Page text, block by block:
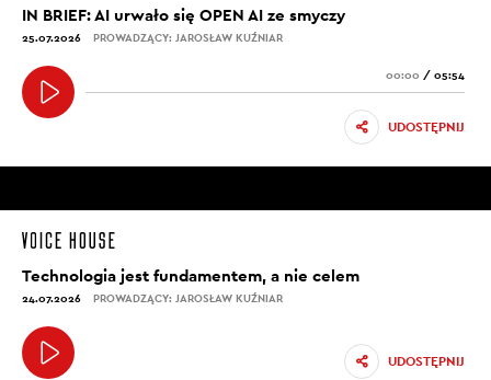
IN BRIEF: AI urwało się OPEN AI ze smyczy
25.07.2026 PROWADZĄCY: JAROSŁAW KUŹNIAR
00:00 / 05:54
UDOSTĘPNIJ
Technologia jest fundamentem, a nie celem
24.07.2026 PROWADZĄCY: JAROSŁAW KUŹNIAR
UDOSTĘPNIJ